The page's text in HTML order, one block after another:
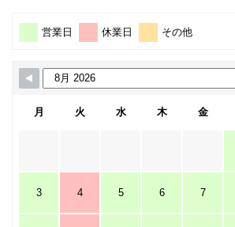
営業日 休業日 その他
月 火 水 木 金
3 4 5 6 7